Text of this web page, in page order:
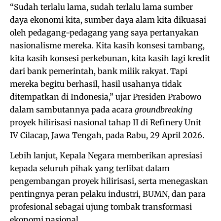
“Sudah terlalu lama, sudah terlalu lama sumber
daya ekonomi kita, sumber daya alam kita dikuasai
oleh pedagang-pedagang yang saya pertanyakan
nasionalisme mereka. Kita kasih konsesi tambang,
kita kasih konsesi perkebunan, kita kasih lagi kredit
dari bank pemerintah, bank milik rakyat. Tapi
mereka begitu berhasil, hasil usahanya tidak
ditempatkan di Indonesia,” ujar Presiden Prabowo
dalam sambutannya pada acara groundbreaking
proyek hilirisasi nasional tahap II di Refinery Unit
IV Cilacap, Jawa Tengah, pada Rabu, 29 April 2026.
Lebih lanjut, Kepala Negara memberikan apresiasi
kepada seluruh pihak yang terlibat dalam
pengembangan proyek hilirisasi, serta menegaskan
pentingnya peran pelaku industri, BUMN, dan para
profesional sebagai ujung tombak transformasi